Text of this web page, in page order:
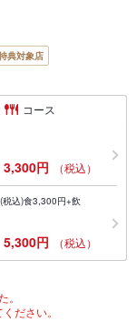
典対象店
コース
3,300円 （税込）
税込)食3,300円+飲
5,300円 （税込）
ださい。